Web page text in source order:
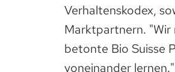
Verhaltenskodex,
Marktpartnern. "Wir
betonte Bio Suisse
voneinander lernen."